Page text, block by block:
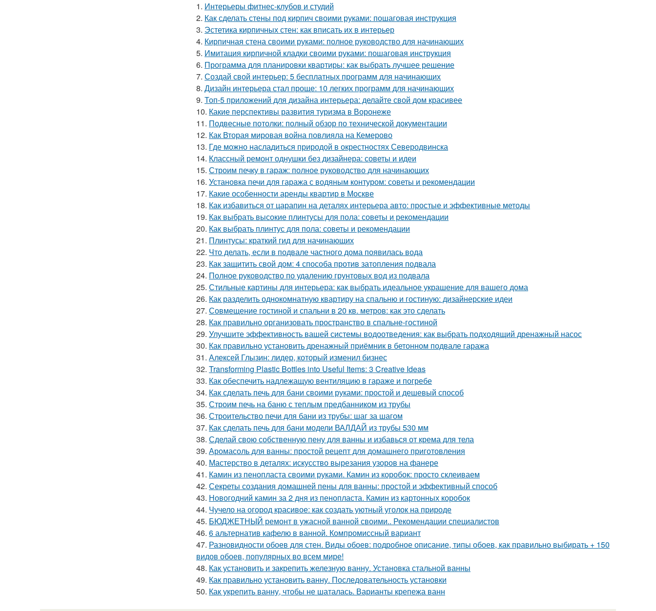
1. Интерьеры фитнес-клубов и студий
2. Как сделать стены под кирпич своими руками: пошаговая инструкция
3. Эстетика кирпичных стен: как вписать их в интерьер
4. Кирпичная стена своими руками: полное руководство для начинающих
5. Имитация кирпичной кладки своими руками: пошаговая инструкция
6. Программа для планировки квартиры: как выбрать лучшее решение
7. Создай свой интерьер: 5 бесплатных программ для начинающих
8. Дизайн интерьера стал проще: 10 легких программ для начинающих
9. Топ-5 приложений для дизайна интерьера: делайте свой дом красивее
10. Какие перспективы развития туризма в Воронеже
11. Подвесные потолки: полный обзор по технической документации
12. Как Вторая мировая война повлияла на Кемерово
13. Где можно насладиться природой в окрестностях Северодвинска
14. Классный ремонт однушки без дизайнера: советы и идеи
15. Строим печку в гараж: полное руководство для начинающих
16. Установка печи для гаража с водяным контуром: советы и рекомендации
17. Какие особенности аренды квартир в Москве
18. Как избавиться от царапин на деталях интерьера авто: простые и эффективные методы
19. Как выбрать высокие плинтусы для пола: советы и рекомендации
20. Как выбрать плинтус для пола: советы и рекомендации
21. Плинтусы: краткий гид для начинающих
22. Что делать, если в подвале частного дома появилась вода
23. Как защитить свой дом: 4 способа против затопления подвала
24. Полное руководство по удалению грунтовых вод из подвала
25. Стильные картины для интерьера: как выбрать идеальное украшение для вашего дома
26. Как разделить однокомнатную квартиру на спальню и гостиную: дизайнерские идеи
27. Совмещение гостиной и спальни в 20 кв. метров: как это сделать
28. Как правильно организовать пространство в спальне-гостиной
29. Улучшите эффективность вашей системы водоотведения: как выбрать подходящий дренажный насос
30. Как правильно установить дренажный приёмник в бетонном подвале гаража
31. Алексей Глызин: лидер, который изменил бизнес
32. Transforming Plastic Bottles into Useful Items: 3 Creative Ideas
33. Как обеспечить надлежащую вентиляцию в гараже и погребе
34. Как сделать печь для бани своими руками: простой и дешевый способ
35. Строим печь на баню с теплым предбанником из трубы
36. Строительство печи для бани из трубы: шаг за шагом
37. Как сделать печь для бани модели ВАЛДАЙ из трубы 530 мм
38. Сделай свою собственную пену для ванны и избавься от крема для тела
39. Аромасоль для ванны: простой рецепт для домашнего приготовления
40. Мастерство в деталях: искусство вырезания узоров на фанере
41. Камин из пенопласта своими руками. Камин из коробок: просто склеиваем
42. Секреты создания домашней пены для ванны: простой и эффективный способ
43. Новогодний камин за 2 дня из пенопласта. Камин из картонных коробок
44. Чучело на огород красивое: как создать уютный уголок на природе
45. БЮДЖЕТНЫЙ ремонт в ужасной ванной своими.. Рекомендации специалистов
46. 6 альтернатив кафелю в ванной. Компромиссный вариант
47. Разновидности обоев для стен. Виды обоев: подробное описание, типы обоев, как правильно выбирать + 150
видов обоев, популярных во всем мире!
48. Как установить и закрепить железную ванну. Установка стальной ванны
49. Как правильно установить ванну. Последовательность установки
50. Как укрепить ванну, чтобы не шаталась. Варианты крепежа ванн